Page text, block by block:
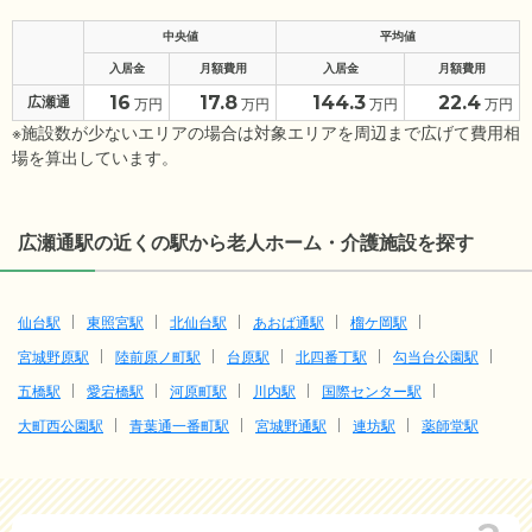
中央値 平均値
入居金 月額費用 入居金 月額費用
広瀬通 16 万円 17.8 万円 144.3 万円 22.4 万円
※施設数が少ないエリアの場合は対象エリアを周辺まで広げて費用相
場を算出しています。
広瀬通駅の近くの駅から老人ホーム・介護施設を探す
仙台駅 東照宮駅 北仙台駅 あおば通駅
榴ケ岡駅
宮城野原駅
陸前原ノ町駅 台原駅 北四番丁駅
勾当台公園駅
五橋駅
愛宕橋駅 河原町駅 川内駅
国際センター駅
大町西公園駅
青葉通一番町駅 宮城野通駅 連坊駅 薬師堂駅